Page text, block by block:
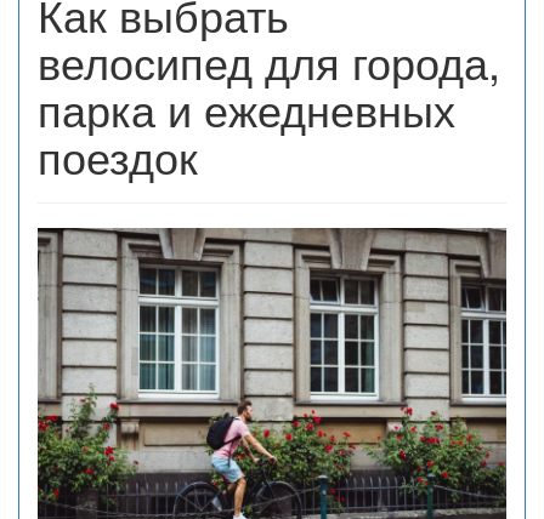
Как выбрать
велосипед для города,
парка и ежедневных
поездок